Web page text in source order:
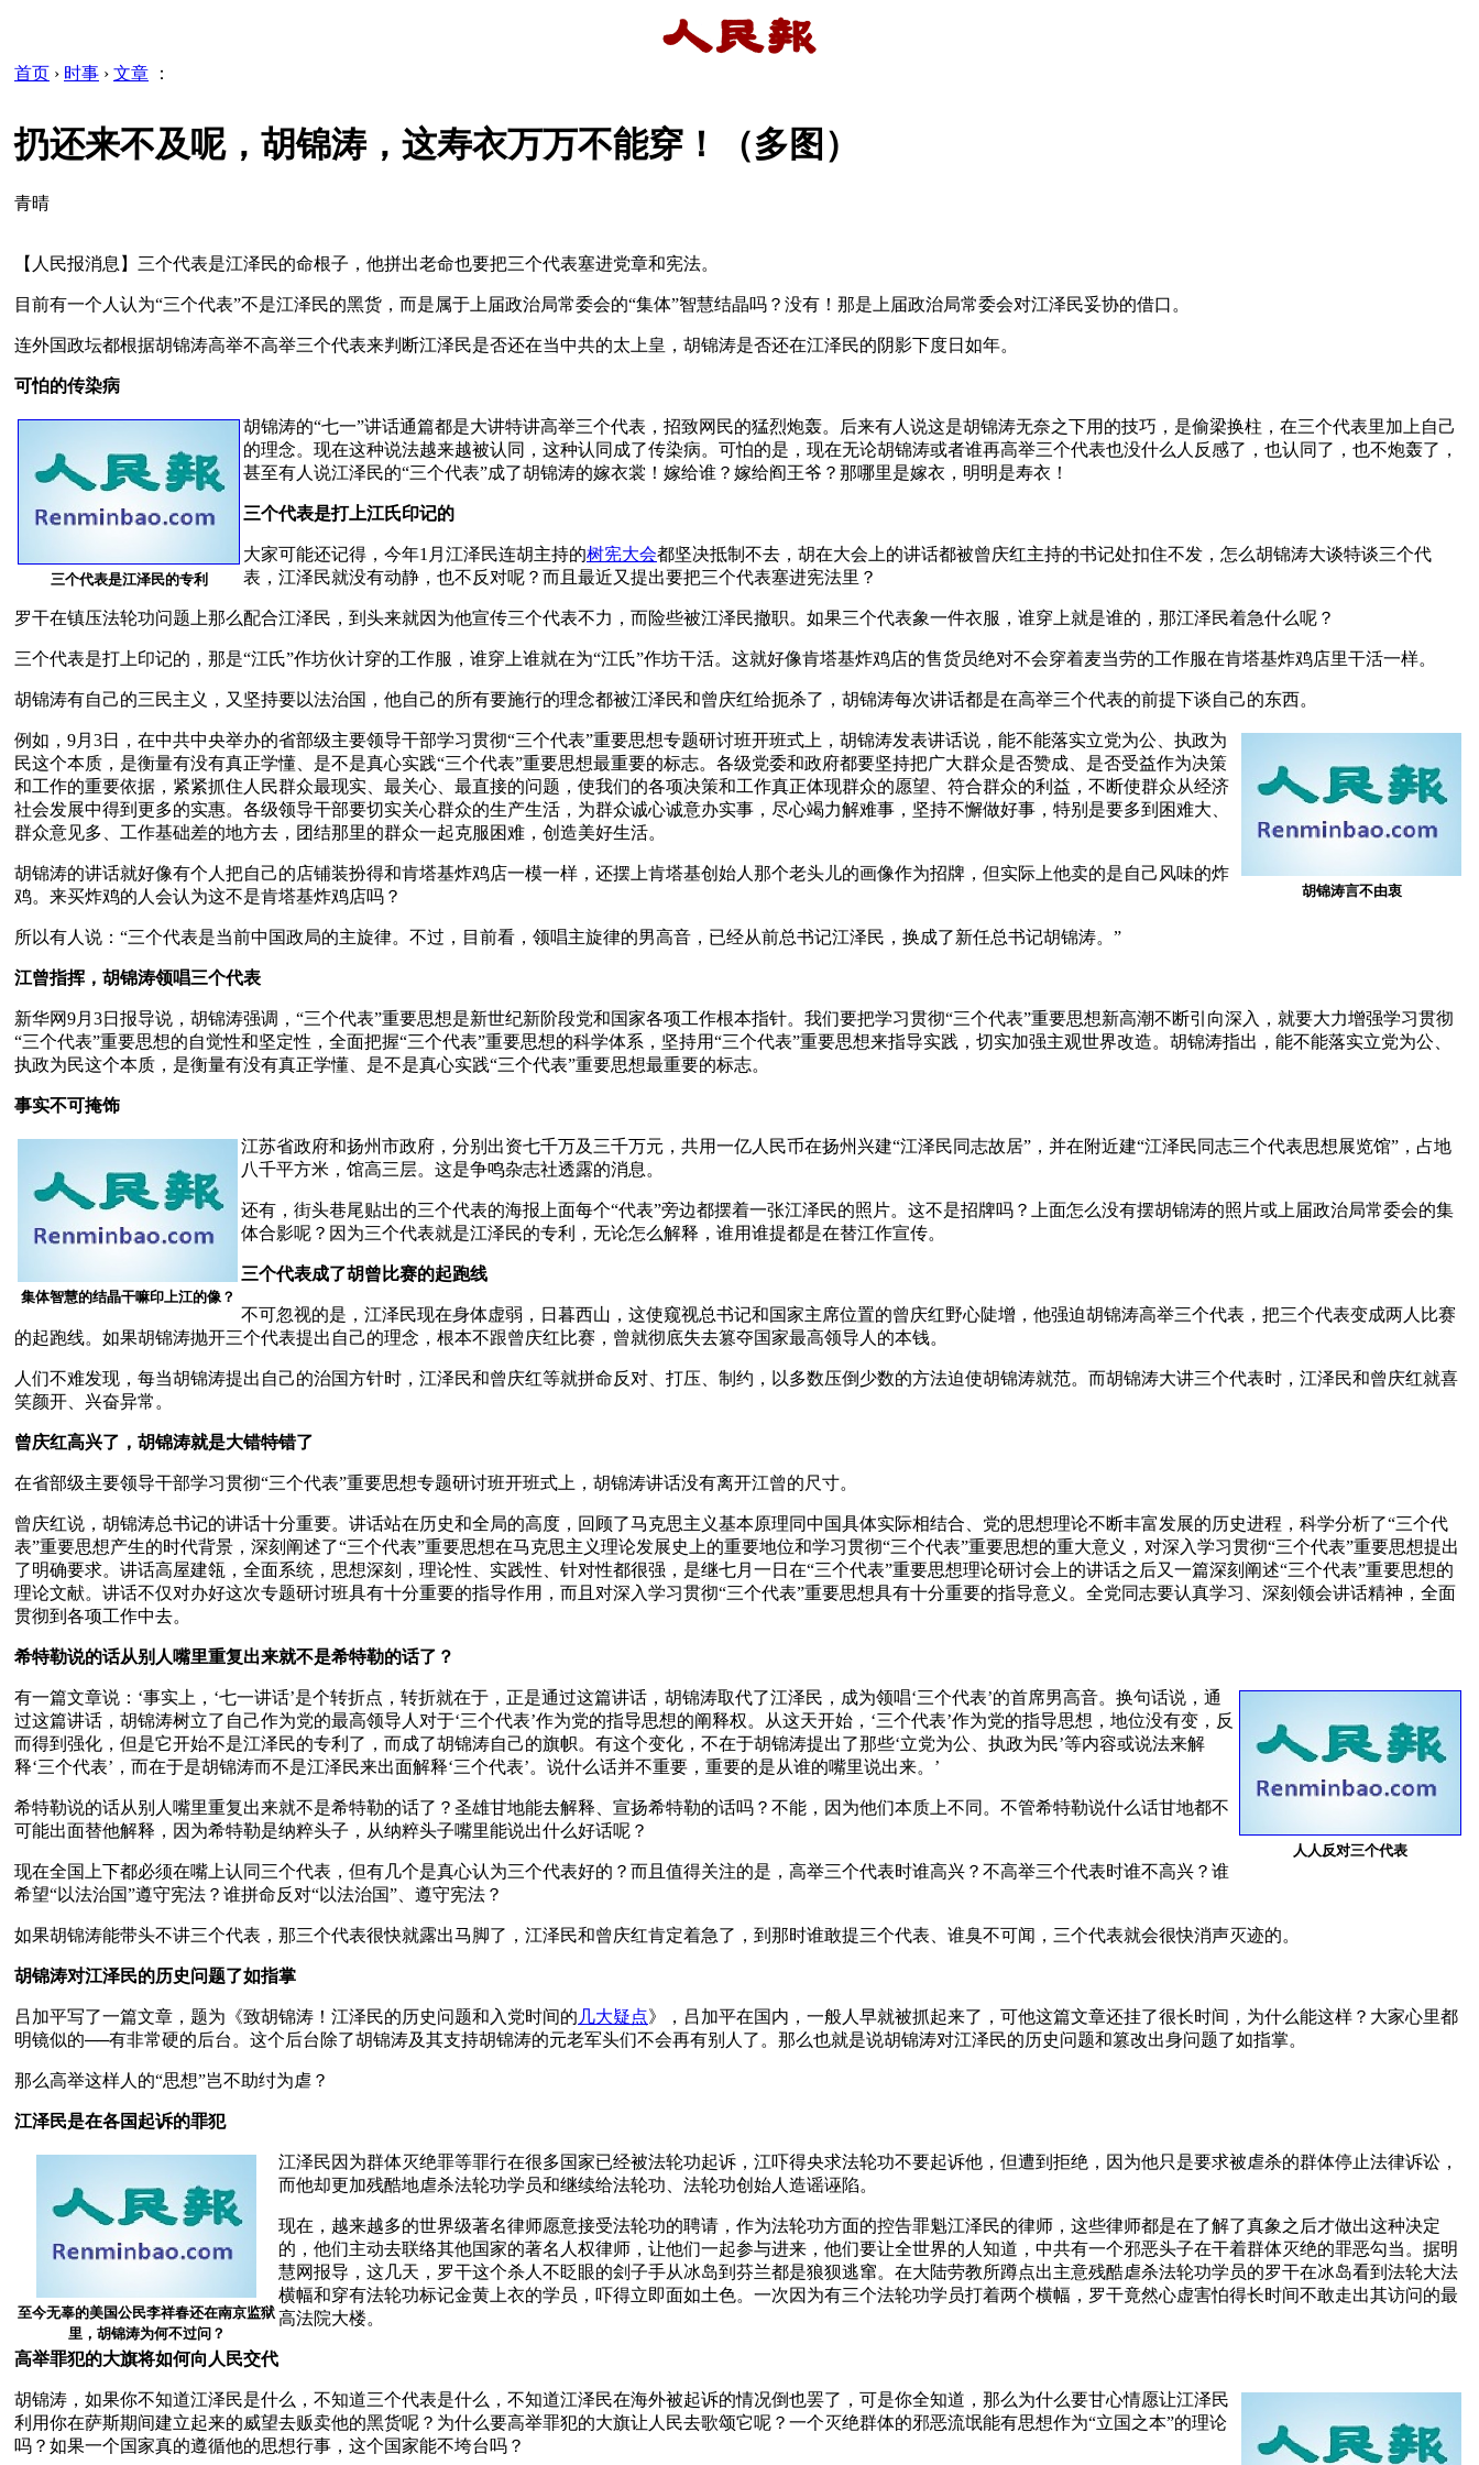
首页 › 时事 › 文章 ：
扔还来不及呢，胡锦涛，这寿衣万万不能穿！（多图）
青晴
【人民报消息】三个代表是江泽民的命根子，他拼出老命也要把三个代表塞进党章和宪法。
目前有一个人认为“三个代表”不是江泽民的黑货，而是属于上届政治局常委会的“集体”智慧结晶吗？没有！那是上届政治局常委会对江泽民妥协的借口。
连外国政坛都根据胡锦涛高举不高举三个代表来判断江泽民是否还在当中共的太上皇，胡锦涛是否还在江泽民的阴影下度日如年。
可怕的传染病
三个代表是江泽民的专利
胡锦涛的“七一”讲话通篇都是大讲特讲高举三个代表，招致网民的猛烈炮轰。后来有人说这是胡锦涛无奈之下用的技巧，是偷梁换柱，在三个代表里加上自己
的理念。现在这种说法越来越被认同，这种认同成了传染病。可怕的是，现在无论胡锦涛或者谁再高举三个代表也没什么人反感了，也认同了，也不炮轰了，
甚至有人说江泽民的“三个代表”成了胡锦涛的嫁衣裳！嫁给谁？嫁给阎王爷？那哪里是嫁衣，明明是寿衣！
三个代表是打上江氏印记的
大家可能还记得，今年1月江泽民连胡主持的树宪大会都坚决抵制不去，胡在大会上的讲话都被曾庆红主持的书记处扣住不发，怎么胡锦涛大谈特谈三个代
表，江泽民就没有动静，也不反对呢？而且最近又提出要把三个代表塞进宪法里？
罗干在镇压法轮功问题上那么配合江泽民，到头来就因为他宣传三个代表不力，而险些被江泽民撤职。如果三个代表象一件衣服，谁穿上就是谁的，那江泽民着急什么呢？
三个代表是打上印记的，那是“江氏”作坊伙计穿的工作服，谁穿上谁就在为“江氏”作坊干活。这就好像肯塔基炸鸡店的售货员绝对不会穿着麦当劳的工作服在肯塔基炸鸡店里干活一样。
胡锦涛有自己的三民主义，又坚持要以法治国，他自己的所有要施行的理念都被江泽民和曾庆红给扼杀了，胡锦涛每次讲话都是在高举三个代表的前提下谈自己的东西。
胡锦涛言不由衷
例如，9月3日，在中共中央举办的省部级主要领导干部学习贯彻“三个代表”重要思想专题研讨班开班式上，胡锦涛发表讲话说，能不能落实立党为公、执政为
民这个本质，是衡量有没有真正学懂、是不是真心实践“三个代表”重要思想最重要的标志。各级党委和政府都要坚持把广大群众是否赞成、是否受益作为决策
和工作的重要依据，紧紧抓住人民群众最现实、最关心、最直接的问题，使我们的各项决策和工作真正体现群众的愿望、符合群众的利益，不断使群众从经济
社会发展中得到更多的实惠。各级领导干部要切实关心群众的生产生活，为群众诚心诚意办实事，尽心竭力解难事，坚持不懈做好事，特别是要多到困难大、
群众意见多、工作基础差的地方去，团结那里的群众一起克服困难，创造美好生活。
胡锦涛的讲话就好像有个人把自己的店铺装扮得和肯塔基炸鸡店一模一样，还摆上肯塔基创始人那个老头儿的画像作为招牌，但实际上他卖的是自己风味的炸
鸡。来买炸鸡的人会认为这不是肯塔基炸鸡店吗？
所以有人说：“三个代表是当前中国政局的主旋律。不过，目前看，领唱主旋律的男高音，已经从前总书记江泽民，换成了新任总书记胡锦涛。”
江曾指挥，胡锦涛领唱三个代表
新华网9月3日报导说，胡锦涛强调，“三个代表”重要思想是新世纪新阶段党和国家各项工作根本指针。我们要把学习贯彻“三个代表”重要思想新高潮不断引向深入，就要大力增强学习贯彻
“三个代表”重要思想的自觉性和坚定性，全面把握“三个代表”重要思想的科学体系，坚持用“三个代表”重要思想来指导实践，切实加强主观世界改造。胡锦涛指出，能不能落实立党为公、
执政为民这个本质，是衡量有没有真正学懂、是不是真心实践“三个代表”重要思想最重要的标志。
事实不可掩饰
集体智慧的结晶干嘛印上江的像？
江苏省政府和扬州市政府，分别出资七千万及三千万元，共用一亿人民币在扬州兴建“江泽民同志故居”，并在附近建“江泽民同志三个代表思想展览馆”，占地
八千平方米，馆高三层。这是争鸣杂志社透露的消息。
还有，街头巷尾贴出的三个代表的海报上面每个“代表”旁边都摆着一张江泽民的照片。这不是招牌吗？上面怎么没有摆胡锦涛的照片或上届政治局常委会的集
体合影呢？因为三个代表就是江泽民的专利，无论怎么解释，谁用谁提都是在替江作宣传。
三个代表成了胡曾比赛的起跑线
不可忽视的是，江泽民现在身体虚弱，日暮西山，这使窥视总书记和国家主席位置的曾庆红野心陡增，他强迫胡锦涛高举三个代表，把三个代表变成两人比赛
的起跑线。如果胡锦涛抛开三个代表提出自己的理念，根本不跟曾庆红比赛，曾就彻底失去篡夺国家最高领导人的本钱。
人们不难发现，每当胡锦涛提出自己的治国方针时，江泽民和曾庆红等就拼命反对、打压、制约，以多数压倒少数的方法迫使胡锦涛就范。而胡锦涛大讲三个代表时，江泽民和曾庆红就喜
笑颜开、兴奋异常。
曾庆红高兴了，胡锦涛就是大错特错了
在省部级主要领导干部学习贯彻“三个代表”重要思想专题研讨班开班式上，胡锦涛讲话没有离开江曾的尺寸。
曾庆红说，胡锦涛总书记的讲话十分重要。讲话站在历史和全局的高度，回顾了马克思主义基本原理同中国具体实际相结合、党的思想理论不断丰富发展的历史进程，科学分析了“三个代
表”重要思想产生的时代背景，深刻阐述了“三个代表”重要思想在马克思主义理论发展史上的重要地位和学习贯彻“三个代表”重要思想的重大意义，对深入学习贯彻“三个代表”重要思想提出
了明确要求。讲话高屋建瓴，全面系统，思想深刻，理论性、实践性、针对性都很强，是继七月一日在“三个代表”重要思想理论研讨会上的讲话之后又一篇深刻阐述“三个代表”重要思想的
理论文献。讲话不仅对办好这次专题研讨班具有十分重要的指导作用，而且对深入学习贯彻“三个代表”重要思想具有十分重要的指导意义。全党同志要认真学习、深刻领会讲话精神，全面
贯彻到各项工作中去。
希特勒说的话从别人嘴里重复出来就不是希特勒的话了？
人人反对三个代表
有一篇文章说：‘事实上，‘七一讲话’是个转折点，转折就在于，正是通过这篇讲话，胡锦涛取代了江泽民，成为领唱‘三个代表’的首席男高音。换句话说，通
过这篇讲话，胡锦涛树立了自己作为党的最高领导人对于‘三个代表’作为党的指导思想的阐释权。从这天开始，‘三个代表’作为党的指导思想，地位没有变，反
而得到强化，但是它开始不是江泽民的专利了，而成了胡锦涛自己的旗帜。有这个变化，不在于胡锦涛提出了那些‘立党为公、执政为民’等内容或说法来解
释‘三个代表’，而在于是胡锦涛而不是江泽民来出面解释‘三个代表’。说什么话并不重要，重要的是从谁的嘴里说出来。’
希特勒说的话从别人嘴里重复出来就不是希特勒的话了？圣雄甘地能去解释、宣扬希特勒的话吗？不能，因为他们本质上不同。不管希特勒说什么话甘地都不
可能出面替他解释，因为希特勒是纳粹头子，从纳粹头子嘴里能说出什么好话呢？
现在全国上下都必须在嘴上认同三个代表，但有几个是真心认为三个代表好的？而且值得关注的是，高举三个代表时谁高兴？不高举三个代表时谁不高兴？谁
希望“以法治国”遵守宪法？谁拼命反对“以法治国”、遵守宪法？
如果胡锦涛能带头不讲三个代表，那三个代表很快就露出马脚了，江泽民和曾庆红肯定着急了，到那时谁敢提三个代表、谁臭不可闻，三个代表就会很快消声灭迹的。
胡锦涛对江泽民的历史问题了如指掌
吕加平写了一篇文章，题为《致胡锦涛！江泽民的历史问题和入党时间的 几大疑点》，吕加平在国内，一般人早就被抓起来了，可他这篇文章还挂了很长时间，为什么能这样？大家心里都
明镜似的──有非常硬的后台。这个后台除了胡锦涛及其支持胡锦涛的元老军头们不会再有别人了。那么也就是说胡锦涛对江泽民的历史问题和篡改出身问题了如指掌。
那么高举这样人的“思想”岂不助纣为虐？
江泽民是在各国起诉的罪犯
至今无辜的美国公民李祥春还在南京监狱
里，胡锦涛为何不过问？
江泽民因为群体灭绝罪等罪行在很多国家已经被法轮功起诉，江吓得央求法轮功不要起诉他，但遭到拒绝，因为他只是要求被虐杀的群体停止法律诉讼，
而他却更加残酷地虐杀法轮功学员和继续给法轮功、法轮功创始人造谣诬陷。
现在，越来越多的世界级著名律师愿意接受法轮功的聘请，作为法轮功方面的控告罪魁江泽民的律师，这些律师都是在了解了真象之后才做出这种决定
的，他们主动去联络其他国家的著名人权律师，让他们一起参与进来，他们要让全世界的人知道，中共有一个邪恶头子在干着群体灭绝的罪恶勾当。据明
慧网报导，这几天，罗干这个杀人不眨眼的刽子手从冰岛到芬兰都是狼狈逃窜。在大陆劳教所蹲点出主意残酷虐杀法轮功学员的罗干在冰岛看到法轮大法
横幅和穿有法轮功标记金黄上衣的学员，吓得立即面如土色。一次因为有三个法轮功学员打着两个横幅，罗干竟然心虚害怕得长时间不敢走出其访问的最
高法院大楼。
高举罪犯的大旗将如何向人民交代
胡锦涛，如果你不知道江泽民是什么，不知道三个代表是什么，不知道江泽民在海外被起诉的情况倒也罢了，可是你全知道，那么为什么要甘心情愿让江泽民
利用你在萨斯期间建立起来的威望去贩卖他的黑货呢？为什么要高举罪犯的大旗让人民去歌颂它呢？一个灭绝群体的邪恶流氓能有思想作为“立国之本”的理论
吗？如果一个国家真的遵循他的思想行事，这个国家能不垮台吗？